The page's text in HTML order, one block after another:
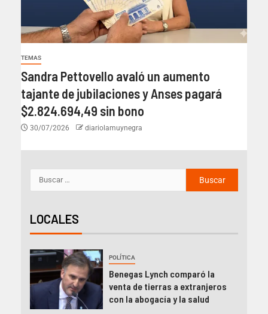
TEMAS
Sandra Pettovello avaló un aumento
tajante de jubilaciones y Anses pagará
$2.824.694,49 sin bono
30/07/2026 diariolamuynegra
LOCALES
POLÍTICA
Benegas Lynch comparó la
venta de tierras a extranjeros
con la abogacía y la salud